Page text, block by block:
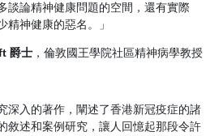
談論精神健康問題的空間，還有實際
精神健康的惡名。」
爵士 ，倫敦國王學院社區精神病學教授
深入的著作，闡述了香港新冠疫症的諸
敘述和案例研究，讓人回憶起那段令許